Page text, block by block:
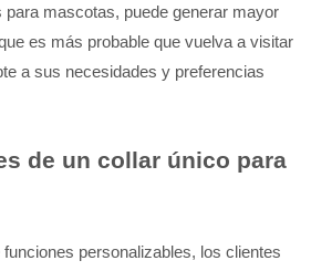
mascotas, puede generar mayor
es más probable que vuelva a visitar
a sus necesidades y preferencias
de un collar único para
personalizables, los clientes